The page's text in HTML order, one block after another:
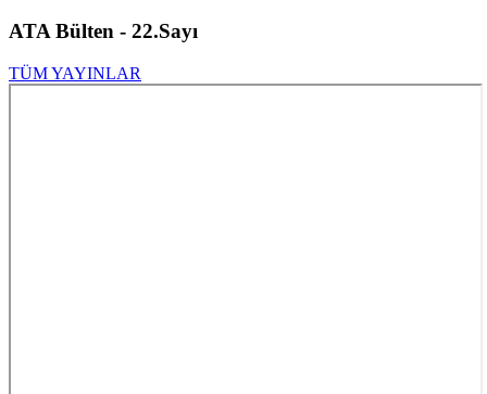
ATA Bülten - 22.Sayı
TÜM YAYINLAR